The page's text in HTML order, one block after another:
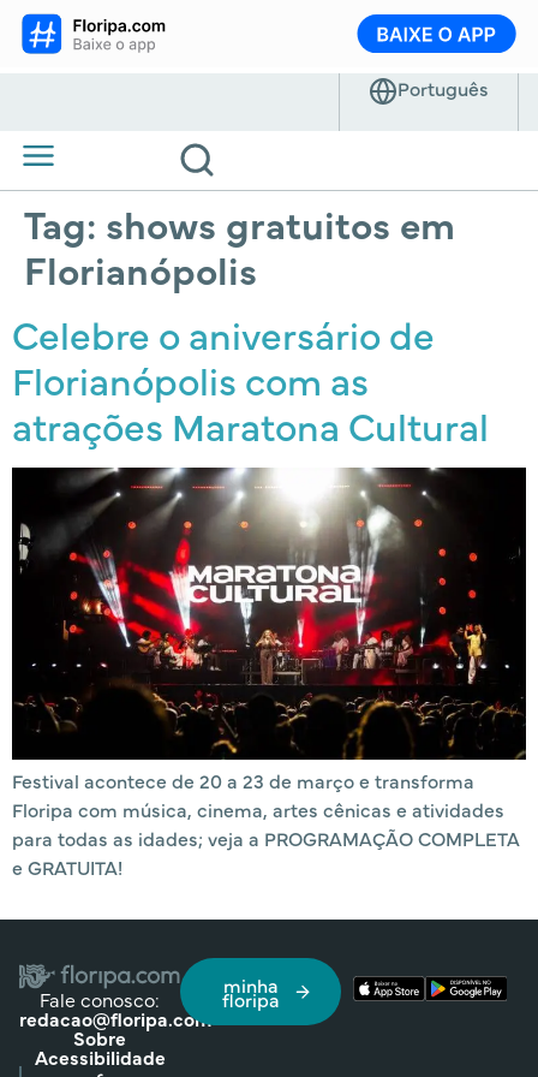
Tag: shows gratuitos em
Florianópolis
Celebre o aniversário de
Florianópolis com as
atrações Maratona Cultural
Festival acontece de 20 a 23 de março e transforma
Floripa com música, cinema, artes cênicas e atividades
para todas as idades; veja a PROGRAMAÇÃO COMPLETA
e GRATUITA!
Fale conosco:
redacao@floripa.com
Sobre
Acessibilidade
minha
floripa